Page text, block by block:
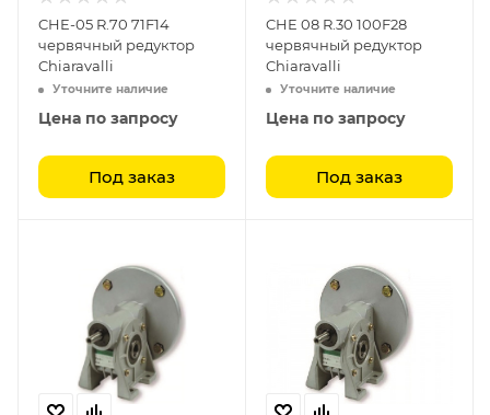
CHE-05 R.70 71F14
червячный редуктор
Chiaravalli
Уточните наличие
Цена по запросу
Под заказ
CHE 08 R.30 100F28
червячный редуктор
Chiaravalli
Уточните наличие
Цена по запросу
Под заказ